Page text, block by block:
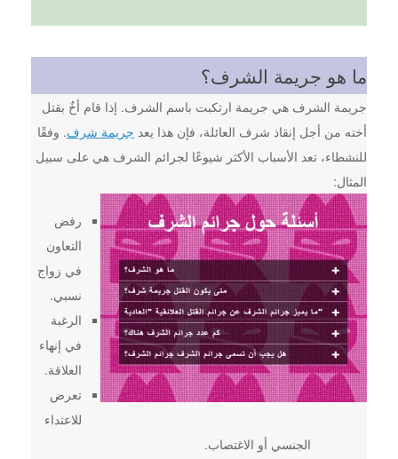
ما هو جريمة الشرف؟
جريمة الشرف هي جريمة ارتكبت باسم الشرف. إذا قام أخٌ بقتل
أخته من أجل إنقاذ شرف العائلة، فإن هذا يعد جريمة شرف. وفقًا
للنشطاء، تعد الأسباب الأكثر شيوعًا لجرائم الشرف هي على سبيل
المثال:
رفض
التعاون
في زواج
نسبي.
الرغبة
في إنهاء
العلاقة.
تعرض
للاعتداء
الجنسي أو الاغتصاب.